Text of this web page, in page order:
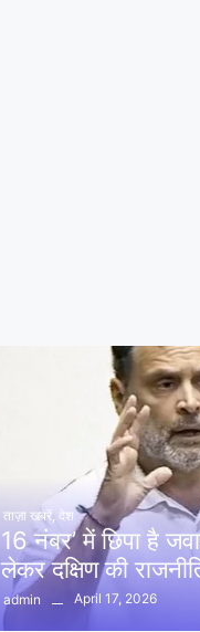
ताज़ा खबरें देश
16 नंबर’ में छिपा है
लेकर दक्षिण की
admin April 17, 2026